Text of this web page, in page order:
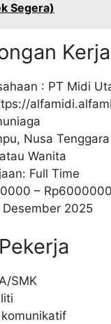
Segera)
Kerja
: PT Midi
Nusa
Wanita
Full Time
– Rp6000000
Desember 2025
SMK